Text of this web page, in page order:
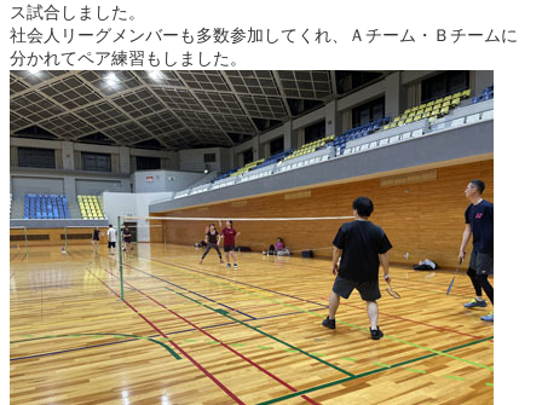
ス試合しました。
社会人リーグメンバーも多数参加してくれ、Ａチーム・Ｂチームに
分かれてペア練習もしました。